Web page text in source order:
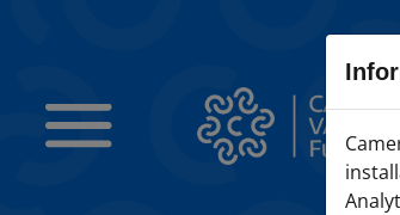
Vai al sezione Percorso briciole di pane
Vai al Contenuto principale della pagina
Vai alla sezione dedicata alle
Vai al footer
Camera di